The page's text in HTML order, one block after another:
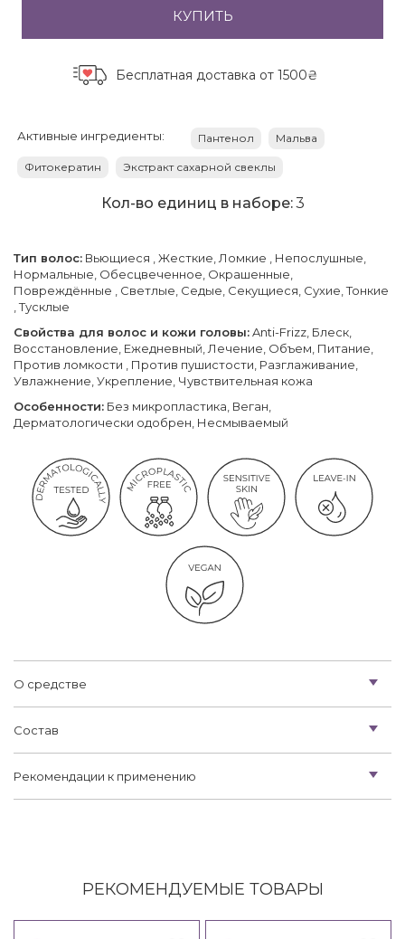
КУПИТЬ
Бесплатная доставка от 1500₴
Активные ингредиенты: Пантенол Мальва
Фитокератин Экстракт сахарной свеклы
Кол-во единиц в наборе:3
Тип волос: Вьющиеся , Жесткие, Ломкие , Непослушные,
Нормальные, Обесцвеченное, Окрашенные,
Повреждённые , Светлые, Седые, Секущиеся, Сухие, Тонкие
, Тусклые
Свойства для волос и кожи головы:Anti-Frizz, Блеск,
Восстановление, Ежедневный, Лечение, Объем, Питание,
Против ломкости , Против пушистости, Разглаживание,
Увлажнение, Укрепление, Чувствительная кожа
Особенности: Без микропластика, Веган,
Дерматологически одобрен, Несмываемый
О средстве
Состав
Рекомендации к применению
РЕКОМЕНДУЕМЫЕ ТОВАРЫ